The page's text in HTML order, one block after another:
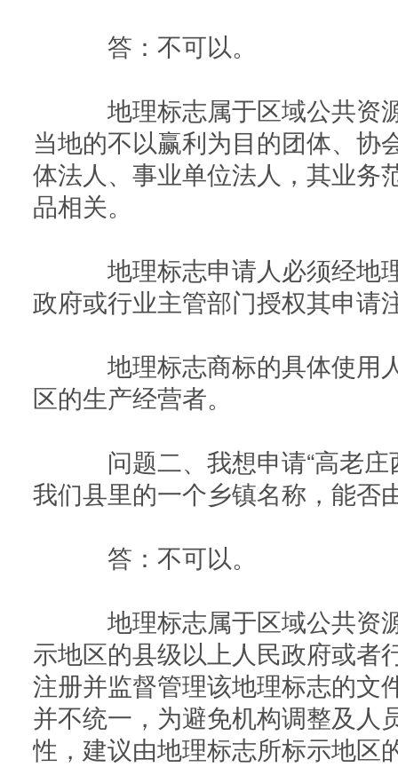
答：不可以。
地理标志属于区域公共资
当地的不以赢利为目的团体、协
体法人、事业单位法人，其业务
品相关。
地理标志申请人必须经地
政府或行业主管部门授权其申请
地理标志商标的具体使用
区的生产经营者。
问题二、我想申请“高老庄
我们县里的一个乡镇名称，能否
答：不可以。
地理标志属于区域公共资
示地区的县级以上人民政府或者
注册并监督管理该地理标志的文
并不统一，为避免机构调整及人
性，建议由地理标志所标示地区